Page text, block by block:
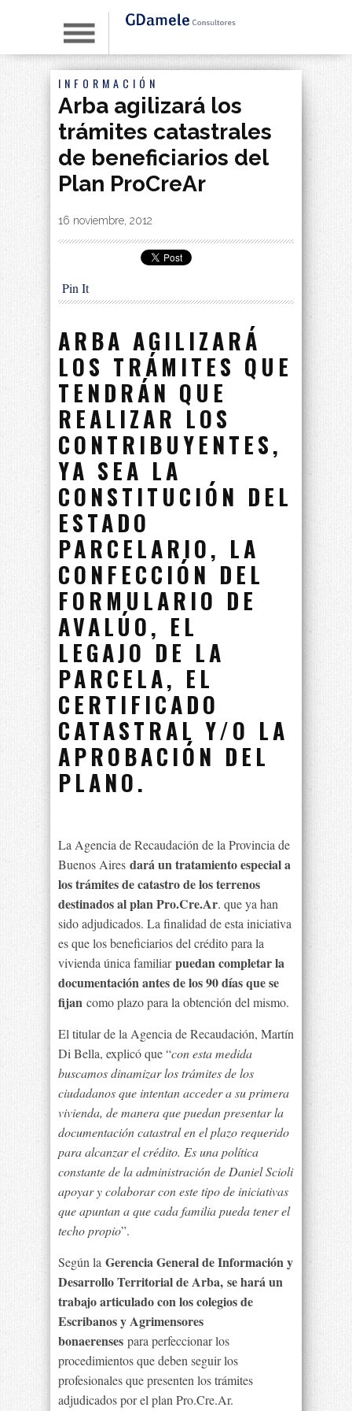
INFORMACIÓN
Arba agilizará los
trámites catastrales
de beneficiarios del
Plan ProCreAr
By|
16 noviembre, 2012
Pin It
ARBA AGILIZARÁ
LOS TRÁMITES QUE
TENDRÁN QUE
REALIZAR LOS
CONTRIBUYENTES,
YA SEA LA
CONSTITUCIÓN DEL
ESTADO
PARCELARIO, LA
CONFECCIÓN DEL
FORMULARIO DE
AVALÚO, EL
LEGAJO DE LA
PARCELA, EL
CERTIFICADO
CATASTRAL Y/O LA
APROBACIÓN DEL
PLANO.
La Agencia de Recaudación de la Provincia de
Buenos Aires dará un tratamiento especial a
los trámites de catastro de los terrenos
destinados al plan Pro.Cre.Ar. que ya han
sido adjudicados. La finalidad de esta iniciativa
es que los beneficiarios del crédito para la
vivienda única familiarpuedan completar la
documentación antes de los 90 días que se
fijan como plazo para la obtención del mismo.
El titular de la Agencia de Recaudación, Martín
Di Bella, explicó que “con esta medida
buscamos dinamizar los trámites de los
ciudadanos que intentan acceder a su primera
vivienda, de manera que puedan presentar la
documentación catastral en el plazo requerido
para alcanzar el crédito. Es una política
constante de la administración de Daniel Scioli
apoyar y colaborar con este tipo de iniciativas
que apuntan a que cada familia pueda tener el
techo propio”.
Según la Gerencia General de Información y
Desarrollo Territorial de Arba, se hará un
trabajo articulado con los colegios de
Escribanos y Agrimensores
bonaerenses para perfeccionar los
procedimientos que deben seguir los
profesionales que presenten los trámites
adjudicados por el plan Pro.Cre.Ar.